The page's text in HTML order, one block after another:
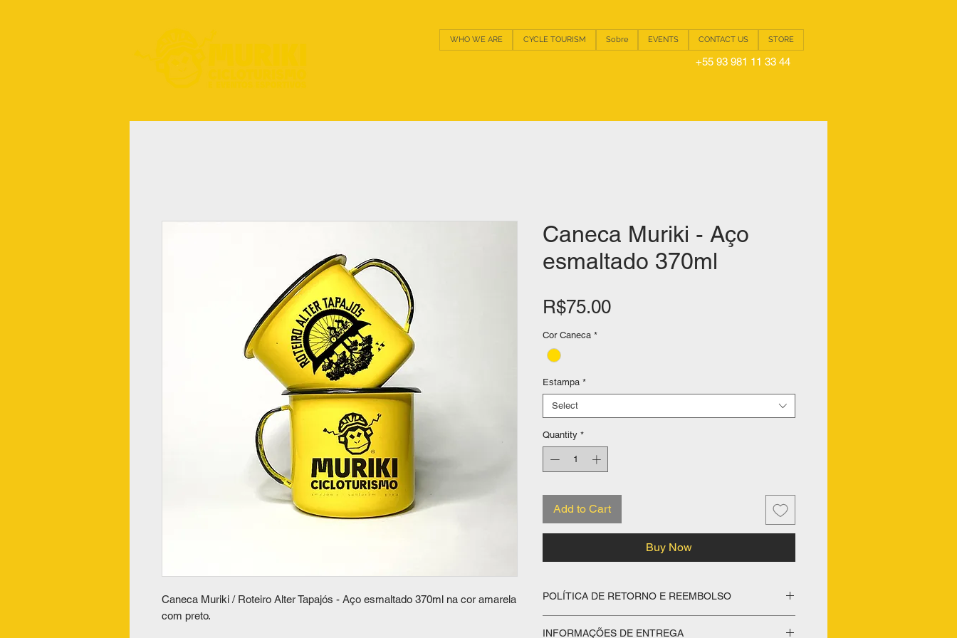
WHO WE ARE CYCLE TOURISM Sobre EVENTS CONTACT US STORE
+55 93 981 11 33 44
Caneca Muriki / Roteiro Alter Tapajós - Aço esmaltado 370ml na cor amarela
com preto.
Caneca Muriki - Aço
esmaltado 370ml
R$75.00Price
Cor Caneca *
Estampa *
Select
Quantity *
Add to Cart
Buy Now
POLÍTICA DE RETORNO E REEMBOLSO
INFORMAÇÕES DE ENTREGA